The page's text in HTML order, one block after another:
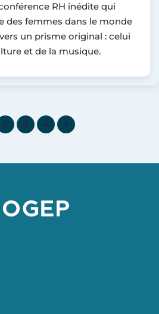
RH inédite qui
des femmes dans le monde
un prisme original : celui
et de la musique.
2 3 4